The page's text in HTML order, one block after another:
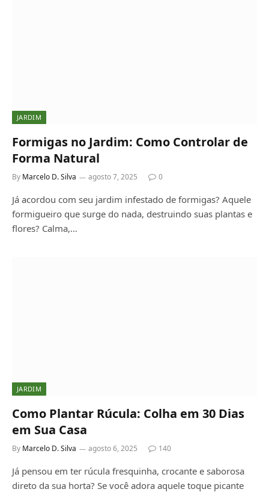
JARDIM
Formigas no Jardim: Como Controlar de
Forma Natural
By Marcelo D. Silva agosto 7, 2025 0
Já acordou com seu jardim infestado de formigas? Aquele
formigueiro que surge do nada, destruindo suas plantas e
flores? Calma,…
JARDIM
Como Plantar Rúcula: Colha em 30 Dias
em Sua Casa
By Marcelo D. Silva agosto 6, 2025 140
Já pensou em ter rúcula fresquinha, crocante e saborosa
direto da sua horta? Se você adora aquele toque picante